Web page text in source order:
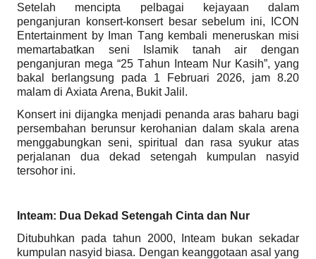
Setelah mencipta pelbagai kejayaan dalam
penganjuran konsert-konsert besar sebelum ini, ICON
Entertainment by Iman Tang kembali meneruskan misi
memartabatkan seni Islamik tanah air dengan
penganjuran mega “25 Tahun Inteam Nur Kasih”, yang
bakal berlangsung pada 1 Februari 2026, jam 8.20
malam di Axiata Arena, Bukit Jalil.
Konsert ini dijangka menjadi penanda aras baharu bagi
persembahan berunsur kerohanian dalam skala arena
menggabungkan seni, spiritual dan rasa syukur atas
perjalanan dua dekad setengah kumpulan nasyid
tersohor ini.
Inteam: Dua Dekad Setengah Cinta dan Nur
Ditubuhkan pada tahun 2000, Inteam bukan sekadar
kumpulan nasyid biasa. Dengan keanggotaan asal yang